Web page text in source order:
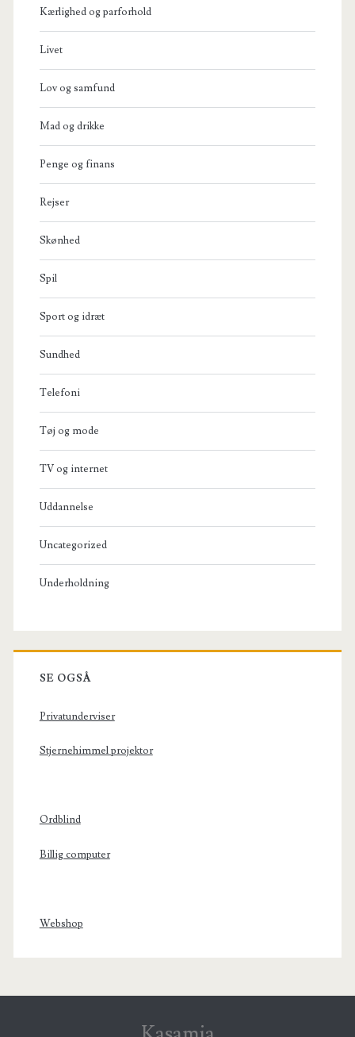
Kærlighed og parforhold
Livet
Lov og samfund
Mad og drikke
Penge og finans
Rejser
Skønhed
Spil
Sport og idræt
Sundhed
Telefoni
Tøj og mode
TV og internet
Uddannelse
Uncategorized
Underholdning
SE OGSÅ
Privatunderviser
Stjernehimmel projektor
Ordblind
Billig computer
Webshop